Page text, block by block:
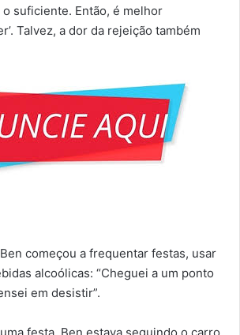
suficiente. Então, é melhor
Talvez, a dor da rejeição também
começou a frequentar festas, usar
alcoólicas: “Cheguei a um ponto
em desistir”.